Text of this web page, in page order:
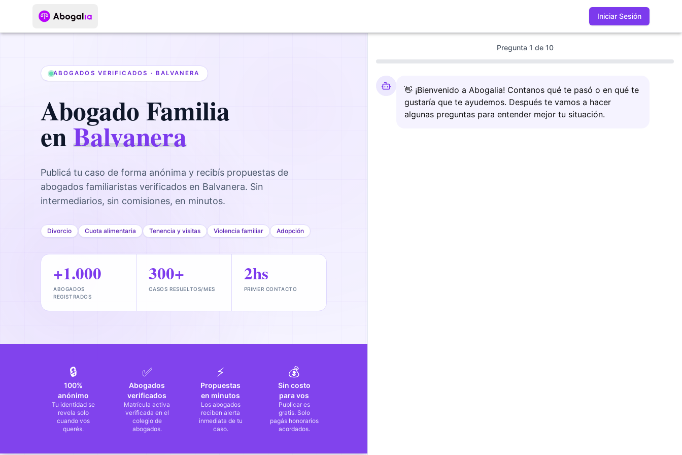
Iniciar Sesión
ABOGADOS VERIFICADOS · BALVANERA
AbogadoFamilia
enBalvanera
Publicá tu caso de forma anónima y recibís propuestas de
abogados familiaristas verificados en Balvanera. Sin
intermediarios, sin comisiones, en minutos.
Divorcio Cuota alimentaria Tenencia y visitas Violencia familiar Adopción
+1.000
ABOGADOS
REGISTRADOS
300+
CASOS RESUELTOS/MES
2hs
PRIMER CONTACTO
🔒
100%
anónimo
Tu identidad se
revela solo
cuando vos
querés.
✅
Abogados
verificados
Matrícula activa
verificada en el
colegio de
abogados.
⚡
Propuestas
en minutos
Los abogados
reciben alerta
inmediata de tu
caso.
💰
Sin costo
para vos
Publicar es
gratis. Solo
pagás honorarios
acordados.
Pregunta 1 de 10
👋 ¡Bienvenido a Abogalia! Contanos qué te pasó o en qué te
gustaría que te ayudemos. Después te vamos a hacer
algunas preguntas para entender mejor tu situación.